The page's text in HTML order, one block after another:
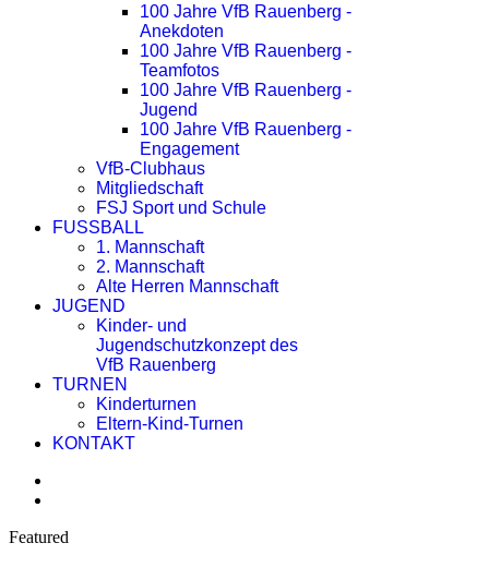
100 Jahre VfB Rauenberg -
Anekdoten
100 Jahre VfB Rauenberg -
Teamfotos
100 Jahre VfB Rauenberg -
Jugend
100 Jahre VfB Rauenberg -
Engagement
VfB-Clubhaus
Mitgliedschaft
FSJ Sport und Schule
FUSSBALL
1. Mannschaft
2. Mannschaft
Alte Herren Mannschaft
JUGEND
Kinder- und
Jugendschutzkonzept des
VfB Rauenberg
TURNEN
Kinderturnen
Eltern-Kind-Turnen
KONTAKT
Featured